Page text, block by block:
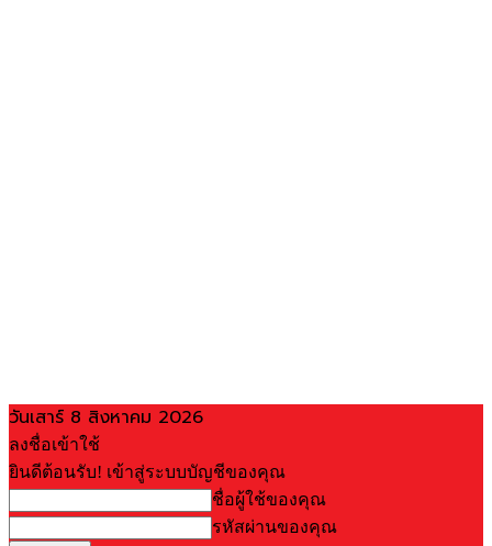
วันเสาร์ 8 สิงหาคม 2026
ลงชื่อเข้าใช้
ยินดีต้อนรับ! เข้าสู่ระบบบัญชีของคุณ
ชื่อผู้ใช้ของคุณ
รหัสผ่านของคุณ